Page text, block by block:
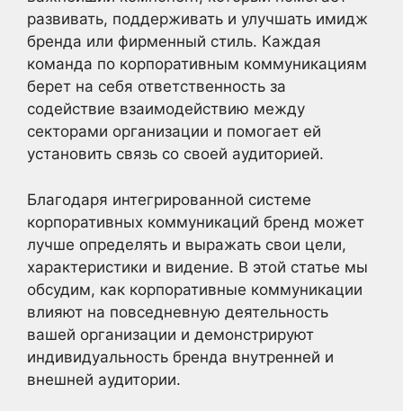
развивать, поддерживать и улучшать имидж
бренда или фирменный стиль. Каждая
команда по корпоративным коммуникациям
берет на себя ответственность за
содействие взаимодействию между
секторами организации и помогает ей
установить связь со своей аудиторией.
Благодаря интегрированной системе
корпоративных коммуникаций бренд может
лучше определять и выражать свои цели,
характеристики и видение. В этой статье мы
обсудим, как корпоративные коммуникации
влияют на повседневную деятельность
вашей организации и демонстрируют
индивидуальность бренда внутренней и
внешней аудитории.